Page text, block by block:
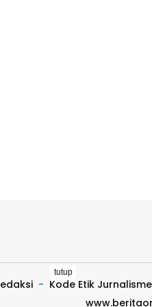
Kode Etik Jurnalisme
tutup